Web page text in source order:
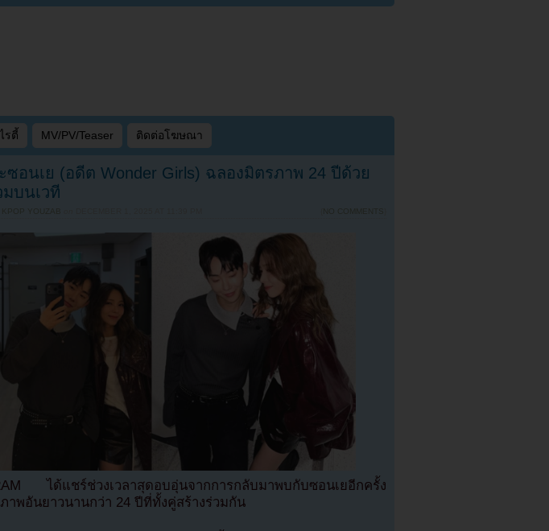
รตี้ MV/PV/Teaser ติดต่อโฆษณา
ซอนเย (อดีต Wonder Girls) ฉลองมิตรภาพ 24 ปีด้วย
มบนเวที
KPOP YOUZAB NO COMMENTS
ได้แชร์ช่วงเวลาสุดอบอุ่นจากการกลับมาพบกับซอนเยอีกครั้ง
าพอันยาวนานกว่า 24 ปีที่ทั้งคู่สร้างร่วมกัน